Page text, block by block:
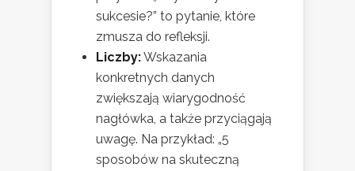
sukcesie?” to pytanie, które
zmusza do refleksji.
Liczby:Wskazania
konkretnych danych
zwiększają wiarygodność
nagłówka, a także przyciągają
uwagę. Na przykład: „5
sposobów na skuteczną